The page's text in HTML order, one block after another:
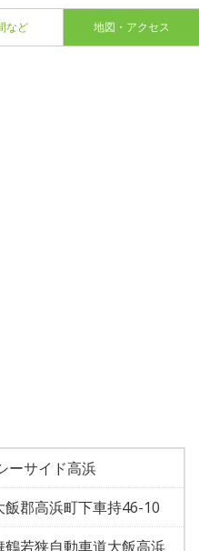
など 地図・アクセス
ーサイド高浜
飯郡高浜町下車持46-10
鶴若狭自動車道大飯高浜